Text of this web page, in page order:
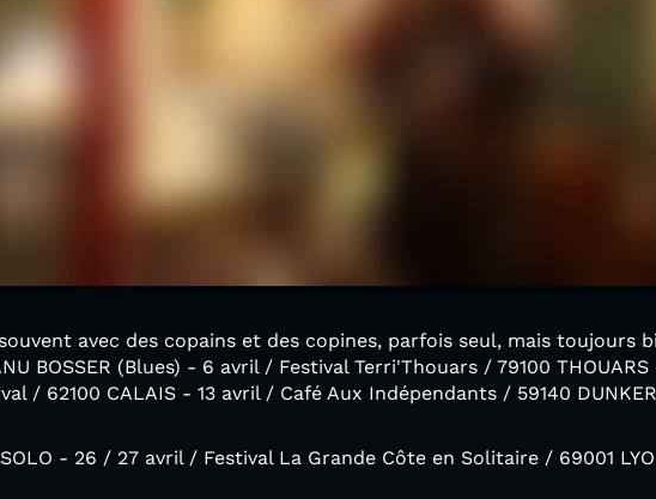
avec des copains et des copines, parfois seul, mais toujours
BOSSER (Blues) - 6 avril / Festival Terri'Thouars / 79100
/ 62100 CALAIS - 13 avril / Café Aux Indépendants / 59140
SOLO - 26 / 27 avril / Festival La Grande Côte en Solitaire / 69001